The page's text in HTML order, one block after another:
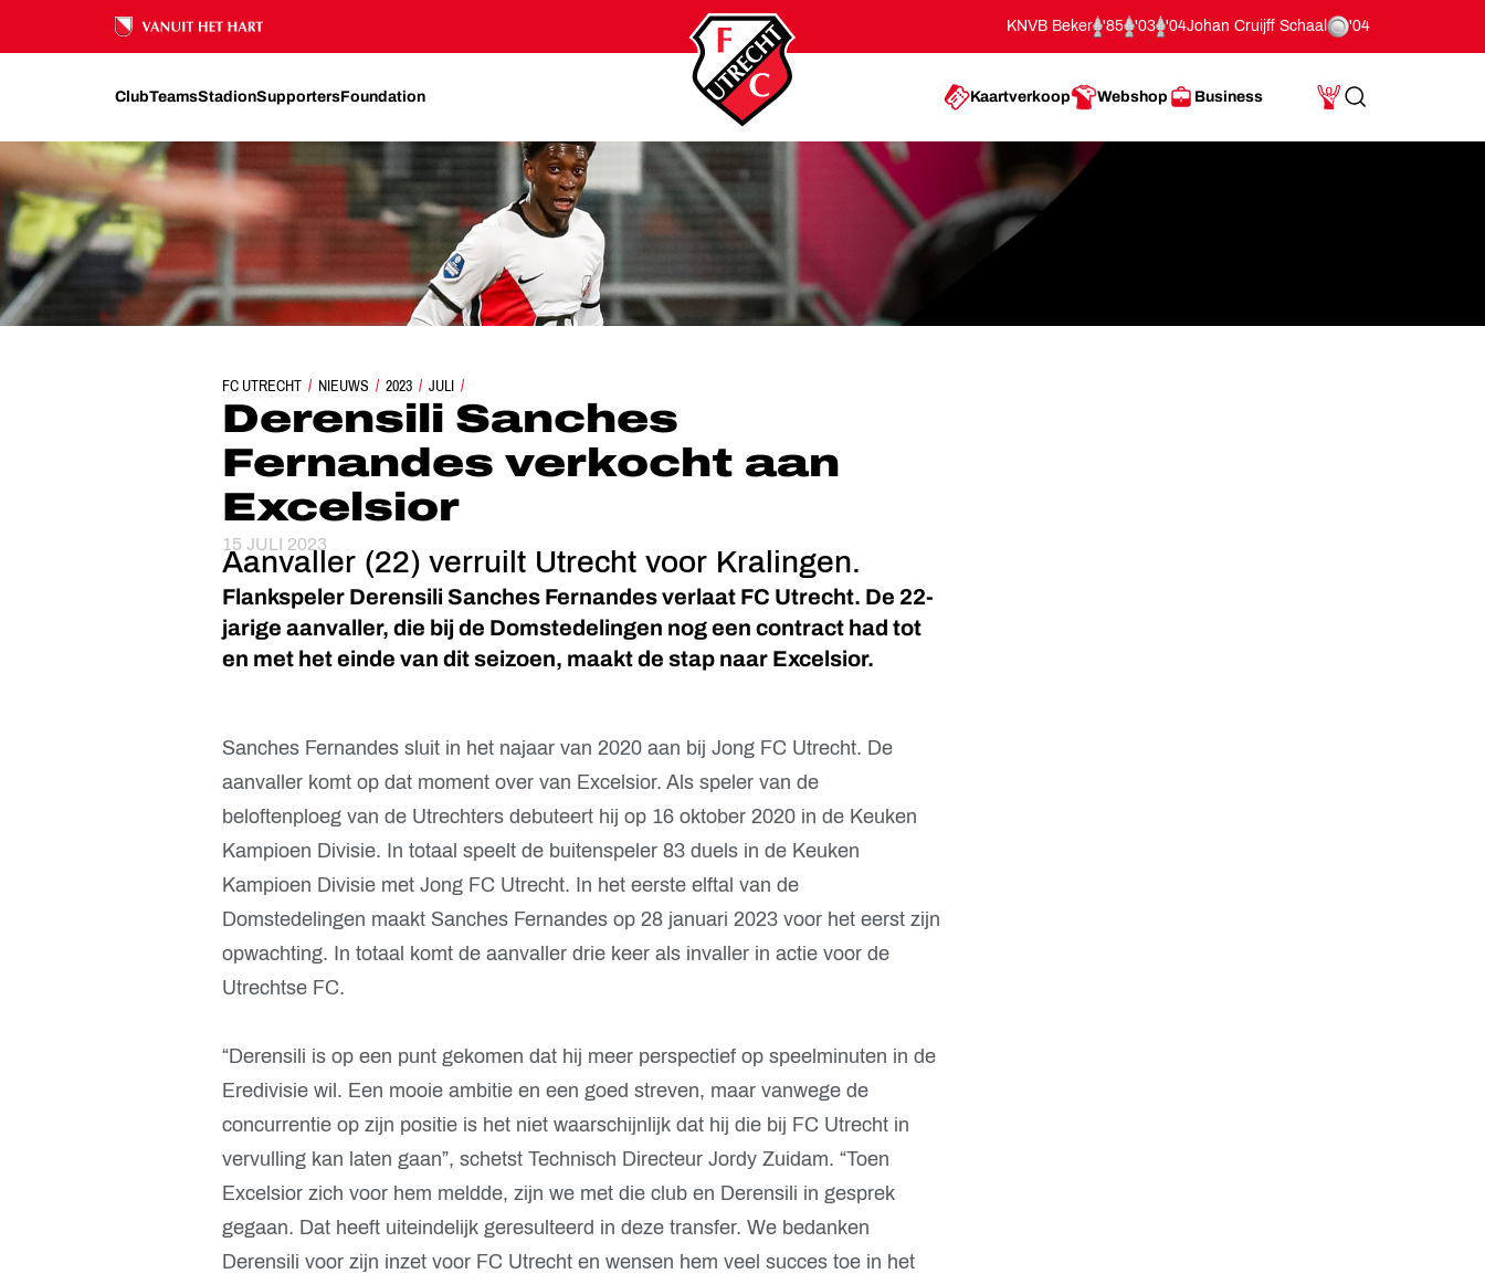
Ons nalatenschap
KNVB Beker '85 '03 '04Johan Cruijff Schaal '04
ClubTeamsStadionSupportersFoundation Kaartverkoop Webshop Business
Mijn Account
Search
FC UTRECHT NIEUWS 2023 JULI
DERENSILI SANCHES FERNANDES VERKOCHT AAN EXCELSIOR
Derensili Sanches
Fernandes verkocht aan
Excelsior
15 JULI 2023
Aanvaller (22) verruilt Utrecht voor Kralingen.
Flankspeler Derensili Sanches Fernandes verlaat FC Utrecht. De 22-
jarige aanvaller, die bij de Domstedelingen nog een contract had tot
en met het einde van dit seizoen, maakt de stap naar Excelsior.
Sanches Fernandes sluit in het najaar van 2020 aan bij Jong FC Utrecht. De
aanvaller komt op dat moment over van Excelsior. Als speler van de
beloftenploeg van de Utrechters debuteert hij op 16 oktober 2020 in de Keuken
Kampioen Divisie. In totaal speelt de buitenspeler 83 duels in de Keuken
Kampioen Divisie met Jong FC Utrecht. In het eerste elftal van de
Domstedelingen maakt Sanches Fernandes op 28 januari 2023 voor het eerst zijn
opwachting. In totaal komt de aanvaller drie keer als invaller in actie voor de
Utrechtse FC.
“Derensili is op een punt gekomen dat hij meer perspectief op speelminuten in de
Eredivisie wil. Een mooie ambitie en een goed streven, maar vanwege de
concurrentie op zijn positie is het niet waarschijnlijk dat hij die bij FC Utrecht in
vervulling kan laten gaan”, schetst Technisch Directeur Jordy Zuidam. “Toen
Excelsior zich voor hem meldde, zijn we met die club en Derensili in gesprek
gegaan. Dat heeft uiteindelijk geresulteerd in deze transfer. We bedanken
Derensili voor zijn inzet voor FC Utrecht en wensen hem veel succes toe in het